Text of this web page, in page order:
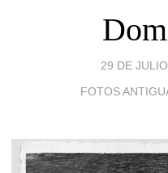
29 DE
FOTOS